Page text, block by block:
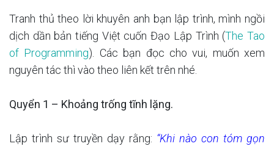
Tranh thủ theo lời khuyên anh bạn lập trình, mình ngồi
dịch dần bản tiếng Việt cuốn Đạo Lập Trình (The Tao
of Programming). Các bạn đọc cho vui, muốn xem
nguyên tác thì vào theo liên kết trên nhé.
Quyển 1 – Khoảng trống tĩnh lặng.
Lập trình sư truyền dạy rằng: “Khi nào con tóm gọn